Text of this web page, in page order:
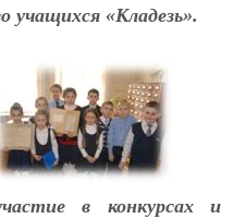
учащихся «Кладезь».
в конкурсах и